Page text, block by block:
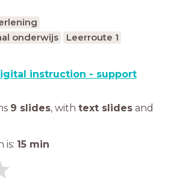
onderwijs
Leerroute 1
instruction - support
9 slides, with text slides and
is: 15 min